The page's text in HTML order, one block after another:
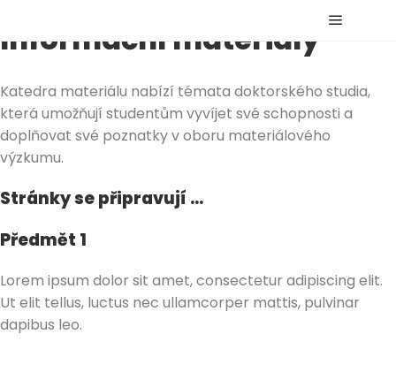
Informační materiály
Katedra materiálu nabízí témata doktorského studia,
která umožňují studentům vyvíjet své schopnosti a
doplňovat své poznatky v oboru materiálového
výzkumu.
Stránky se připravují …
Předmět 1
Lorem ipsum dolor sit amet, consectetur adipiscing elit.
Ut elit tellus, luctus nec ullamcorper mattis, pulvinar
dapibus leo.